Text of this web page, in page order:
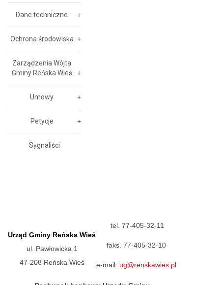
Dane techniczne
Ochrona środowiska
Zarządzenia Wójta
Gminy Reńska Wieś
Umowy
Petycje
Sygnaliści
Urząd Gminy Reńska Wieś
ul. Pawłowicka 1
47-208 Reńska Wieś
tel. 77-405-32-11
faks. 77-405-32-10
e-mail: ug@renskawies.pl